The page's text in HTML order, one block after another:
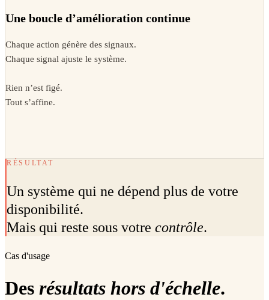
Une boucle d’amélioration continue
Chaque action génère des signaux.
Chaque signal ajuste le système.
Rien n’est figé.
Tout s’affine.
RÉSULTAT
Un système qui ne dépend plus de votre
disponibilité.
Mais qui reste sous votre contrôle.
Cas d'usage
Des résultats hors d'échelle.